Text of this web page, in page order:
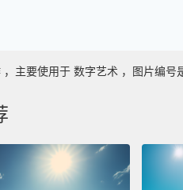
主要使用于 数字艺术 ，图片编号